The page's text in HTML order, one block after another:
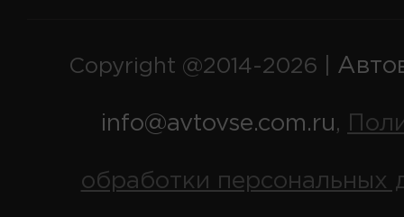
Copyright @2014-2026 |
info@avtovse.com.ru,
обработки персональных